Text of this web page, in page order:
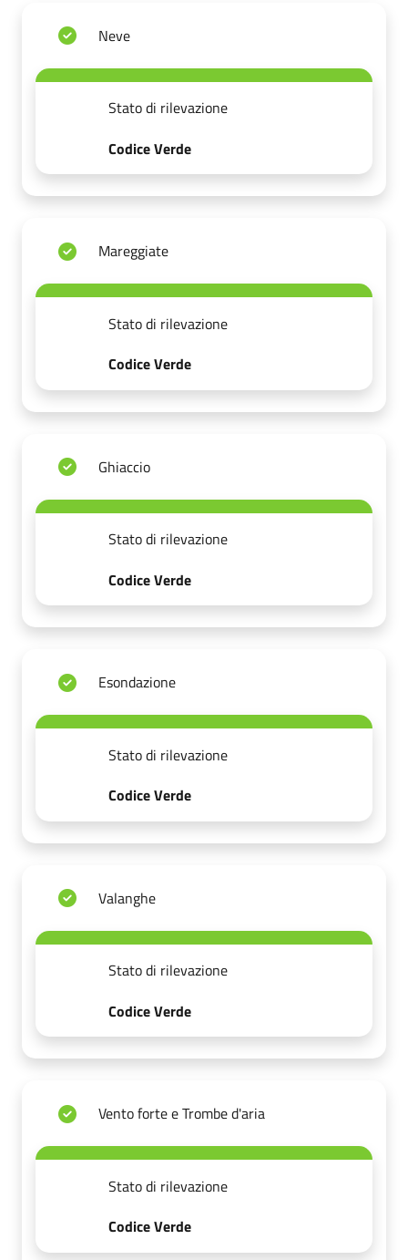
Neve
Stato di rilevazione
Codice Verde
Mareggiate
Stato di rilevazione
Codice Verde
Ghiaccio
Stato di rilevazione
Codice Verde
Esondazione
Stato di rilevazione
Codice Verde
Valanghe
Stato di rilevazione
Codice Verde
Vento forte e Trombe d'aria
Stato di rilevazione
Codice Verde